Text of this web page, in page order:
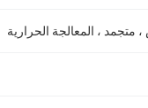
، متجمد ، المعالجة الحرارية